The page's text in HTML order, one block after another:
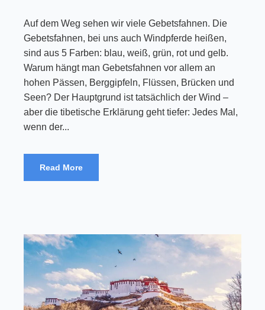
Auf dem Weg sehen wir viele Gebetsfahnen. Die
Gebetsfahnen, bei uns auch Windpferde heißen,
sind aus 5 Farben: blau, weiß, grün, rot und gelb.
Warum hängt man Gebetsfahnen vor allem an
hohen Pässen, Berggipfeln, Flüssen, Brücken und
Seen? Der Hauptgrund ist tatsächlich der Wind –
aber die tibetische Erklärung geht tiefer: Jedes Mal,
wenn der...
Read More